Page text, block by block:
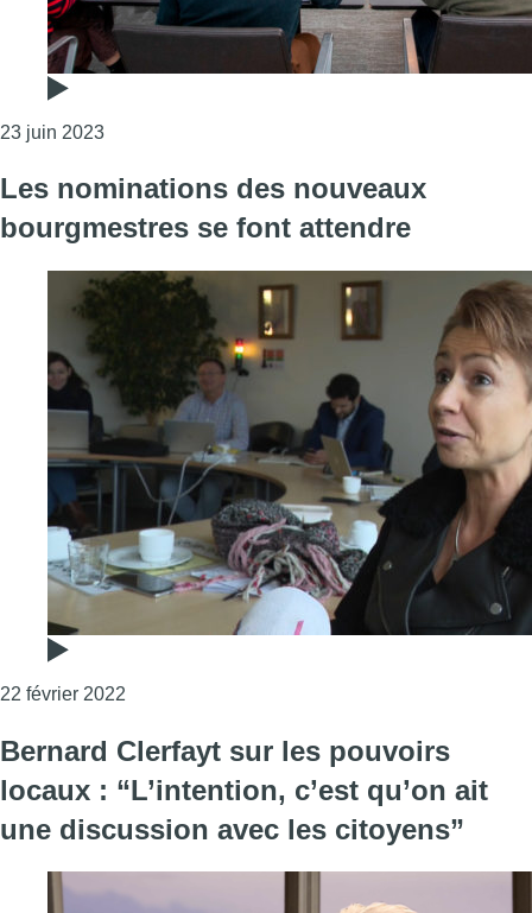
23 juin 2023Consulter l'article "Les budgets des pouvoirs
Les nominations des nouveaux
bourgmestres se font attendre
22 février 2022
Bernard Clerfayt sur les pouvoirs
locaux : “L’intention, c’est qu’on ait
une discussion avec les citoyens”